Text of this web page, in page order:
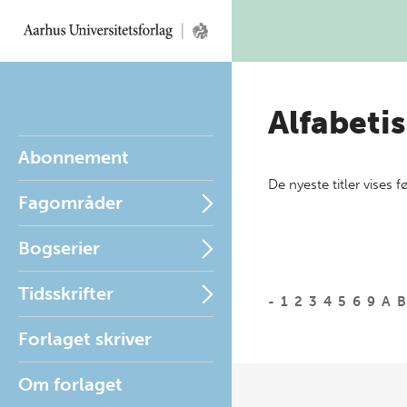
Abonnement
Fagområder
Bogserier
Tidsskrifter
Forlaget skriver
Om forlaget
De nyeste titler vises
- 1 2 3 4 5 6 9 A B